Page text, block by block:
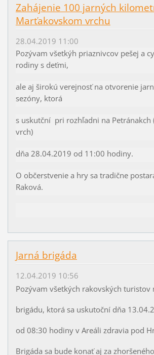
Zahájenie 100 jarných
Marťakovskom vrchu
28.04.2019 11:00
Pozývam všetkýh priaznivcov pešej a
rodiny s deťmi,
ale aj širokú verejnosť na otvorenie
sezóny, ktorá
s uskutční pri rozhľadni na Petránakch
vrch)
dňa 28.04.2019 od 11:00 hodiny.
O občerstvenie a hry sa tradične
Raková.
Jarná brigáda
12.04.2019 10:56
Pozývam všetkých rakovských turistov
brigádu, ktorá sa uskutoční dňa
od 08:30 hodiny v Areáli zdravia pod
Brigáda sa bude konať aj za zhoršeného